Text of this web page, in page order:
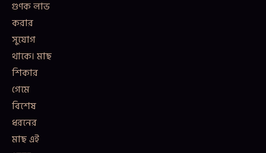
গুণক লাভ
করার
সুযোগ
থাকে। মাছ
শিকার
গেমে
বিশেষ
ধরনের
মাছ এই